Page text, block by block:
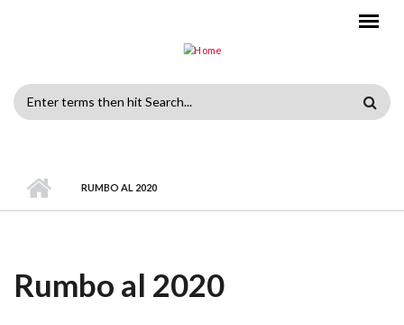
Search
RUMBO AL 2020
Rumbo al 2020